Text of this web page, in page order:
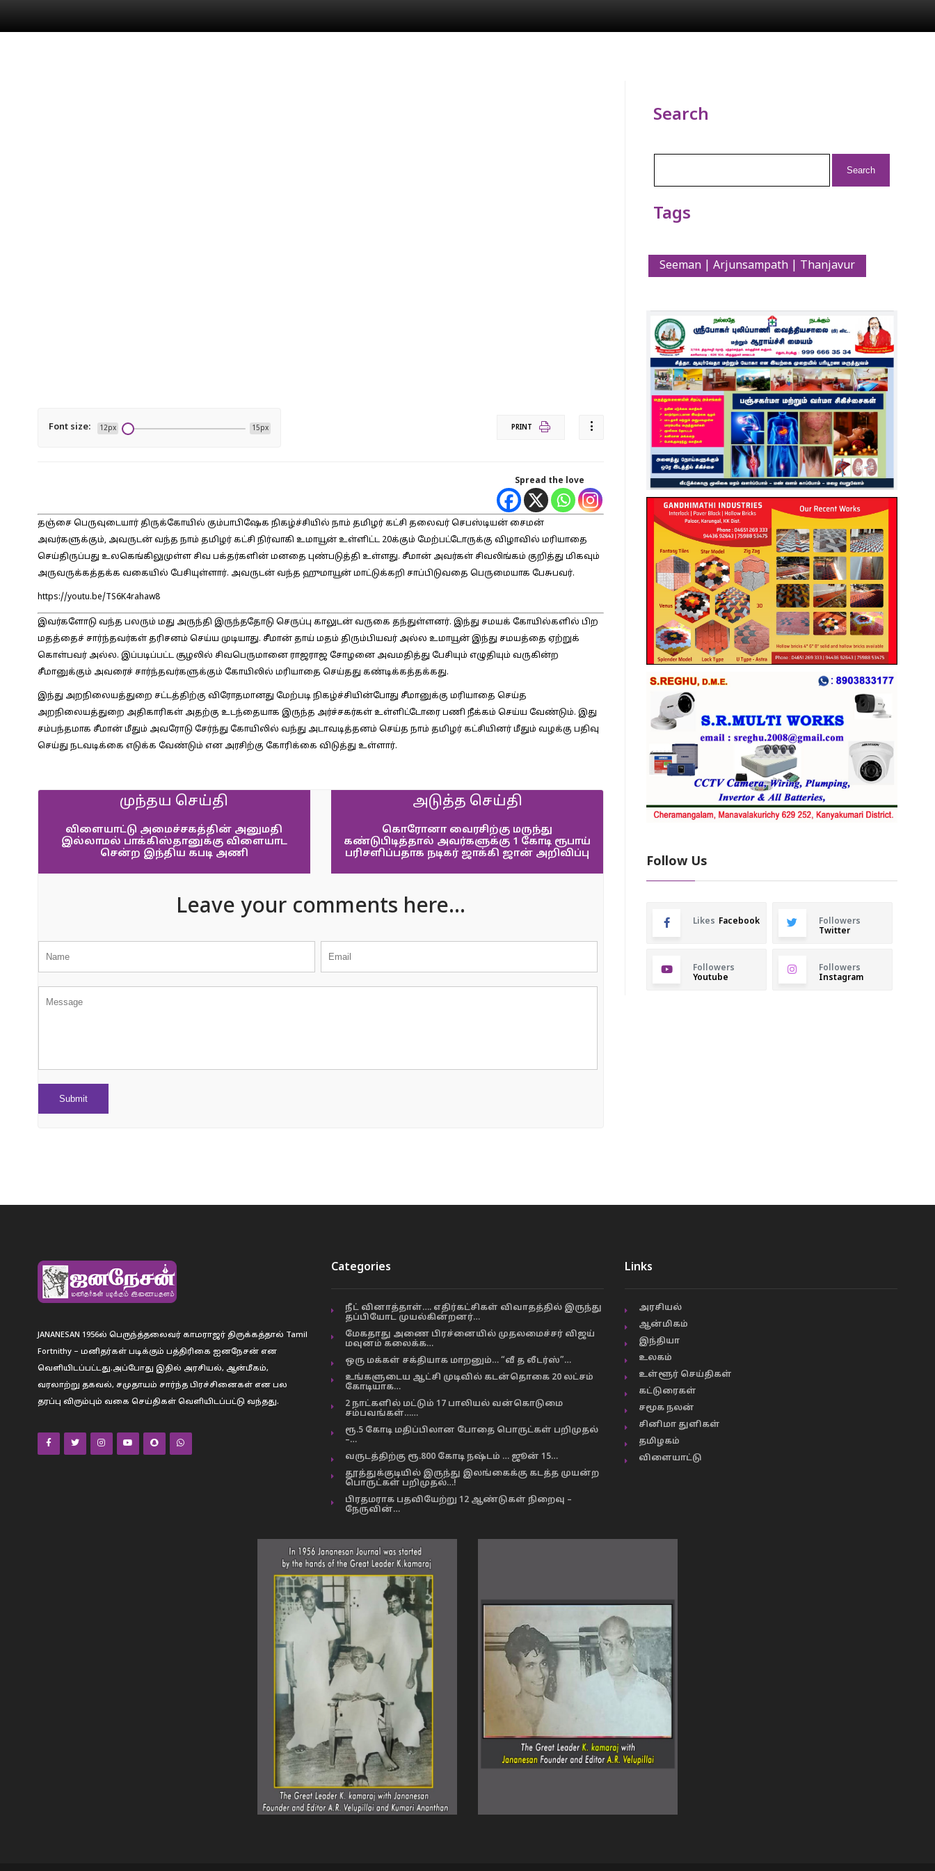
Font size: 12px 15px PRINT
Spread the love
தஞ்சை பெருவுடையார் திருக்கோயில் கும்பாபிஷேக நிகழ்ச்சியில் நாம் தமிழர் கட்சி தலைவர் செபஸ்டியன் சைமன்
அவர்களுக்கும், அவருடன் வந்த நாம் தமிழர் கட்சி நிர்வாகி உமாயூன் உள்ளிட்ட 20க்கும் மேற்பட்டோருக்கு விழாவில் மரியாதை
செய்திருப்பது உலகெங்கிலுமுள்ள சிவ பக்தர்களின் மனதை புண்படுத்தி உள்ளது. சீமான் அவர்கள் சிவலிங்கம் குறித்து மிகவும்
அருவருக்கத்தக்க வகையில் பேசியுள்ளார். அவருடன் வந்த ஹுமாயூன் மாட்டுக்கறி சாப்பிடுவதை பெருமையாக பேசுபவர்.
https://youtu.be/TS6K4rahaw8
இவர்களோடு வந்த பலரும் மது அருந்தி இருந்ததோடு செருப்பு காலுடன் வருகை தந்துள்ளனர். இந்து சமயக் கோயில்களில் பிற
மதத்தைச் சார்ந்தவர்கள் தரிசனம் செய்ய முடியாது. சீமான் தாய் மதம் திரும்பியவர் அல்ல உமாயூன் இந்து சமயத்தை ஏற்றுக்
கொள்பவர் அல்ல. இப்படிப்பட்ட சூழலில் சிவபெருமானை ராஜராஜ சோழனை அவமதித்து பேசியும் எழுதியும் வருகின்ற
சீமானுக்கும் அவரைச் சார்ந்தவர்களுக்கும் கோயிலில் மரியாதை செய்தது கண்டிக்கத்தக்கது.
இந்து அறநிலையத்துறை சட்டத்திற்கு விரோதமானது மேற்படி நிகழ்ச்சியின்போது சீமானுக்கு மரியாதை செய்த
அறநிலையத்துறை அதிகாரிகள் அதற்கு உடந்தையாக இருந்த அர்ச்சகர்கள் உள்ளிட்டோரை பணி நீக்கம் செய்ய வேண்டும். இது
சம்பந்தமாக சீமான் மீதும் அவரோடு சேர்ந்து கோயிலில் வந்து அடாவடித்தனம் செய்த நாம் தமிழர் கட்சியினர் மீதும் வழக்கு பதிவு
செய்து நடவடிக்கை எடுக்க வேண்டும் என அரசிற்கு கோரிக்கை விடுத்து உள்ளார்.
முந்தய செய்தி
விளையாட்டு அமைச்சகத்தின் அனுமதி
இல்லாமல் பாக்கிஸ்தானுக்கு விளையாட
சென்ற இந்திய கபடி அணி
அடுத்த செய்தி
கொரோனா வைரசிற்கு மருந்து
கண்டுபிடித்தால் அவர்களுக்கு 1 கோடி ரூபாய்
பரிசளிப்பதாக நடிகர் ஜாக்கி ஜான் அறிவிப்பு
Leave your comments here...
Search
Tags
Seeman | Arjunsampath | Thanjavur
Follow Us
Likes Facebook
Followers
Twitter
Followers
Youtube
Followers
Instagram
JANANESAN 1956ல் பெருந்த்தலைவர் காமராஜர் திருக்கத்தால் Tamil
Fortnithy – மனிதர்கள் படிக்கும் பத்திரிகை ஐனநேசன் என
வெளியிடப்பட்டது.அப்போது இதில் அரசியல், ஆன்மீகம்,
வரலாற்று தகவல், சமுதாயம் சார்ந்த பிரச்சினைகள் என பல
தரப்பு விரும்பும் வகை செய்திகள் வெளியிடப்பட்டு வந்தது.
Categories
நீட் வினாத்தாள்…. எதிர்கட்சிகள் விவாதத்தில் இருந்து
தப்பியோட முயல்கின்றனர்…
மேகதாது அணை பிரச்னையில் முதலமைச்சர் விஜய்
மவுனம் கலைக்க…
ஒரு மக்கள் சக்தியாக மாறனும்… “வீ த லீடர்ஸ்”…
உங்களுடைய ஆட்சி முடிவில் கடன்தொகை 20 லட்சம்
கோடியாக…
2 நாட்களில் மட்டும் 17 பாலியல் வன்கொடுமை
சம்பவங்கள்……
ரூ.5 கோடி மதிப்பிலான போதை பொருட்கள் பறிமுதல்
–…
வருடத்திற்கு ரூ.800 கோடி நஷ்டம் … ஜூன் 15…
தூத்துக்குடியில் இருந்து இலங்கைக்கு கடத்த முயன்ற
பொருட்கள் பறிமுதல்…!
பிரதமராக பதவியேற்று 12 ஆண்டுகள் நிறைவு –
நேருவின்…
Links
அரசியல்
ஆன்மிகம்
இந்தியா
உலகம்
உள்ளூர் செய்திகள்
கட்டுரைகள்
சமூக நலன்
சினிமா துளிகள்
தமிழகம்
விளையாட்டு